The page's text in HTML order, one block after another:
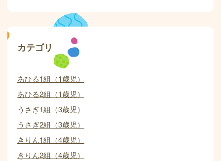
カテゴリ
あひる1組（1歳児）
あひる2組（1歳児）
うさぎ1組（3歳児）
うさぎ2組（3歳児）
きりん1組（4歳児）
きりん2組（4歳児）